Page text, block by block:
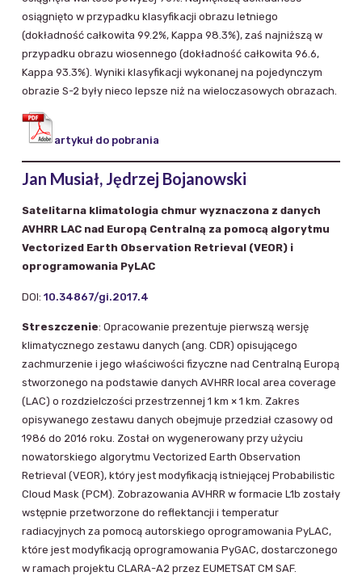
osiągnięto w przypadku klasyfikacji obrazu letniego
(dokładność całkowita 99.2%, Kappa 98.3%), zaś najniższą w
przypadku obrazu wiosennego (dokładność całkowita 96.6,
Kappa 93.3%). Wyniki klasyfikacji wykonanej na pojedynczym
obrazie S-2 były nieco lepsze niż na wieloczasowych obrazach.
artykuł do pobrania
Jan Musiał, Jędrzej Bojanowski
Satelitarna klimatologia chmur wyznaczona z danych
AVHRR LAC nad Europą Centralną za pomocą algorytmu
Vectorized Earth Observation Retrieval (VEOR) i
oprogramowania PyLAC
DOI: 10.34867/gi.2017.4
Streszczenie: Opracowanie prezentuje pierwszą wersję
klimatycznego zestawu danych (ang. CDR) opisującego
zachmurzenie i jego właściwości fizyczne nad Centralną Europą
stworzonego na podstawie danych AVHRR local area coverage
(LAC) o rozdzielczości przestrzennej 1 km × 1 km. Zakres
opisywanego zestawu danych obejmuje przedział czasowy od
1986 do 2016 roku. Został on wygenerowany przy użyciu
nowatorskiego algorytmu Vectorized Earth Observation
Retrieval (VEOR), który jest modyfikacją istniejącej Probabilistic
Cloud Mask (PCM). Zobrazowania AVHRR w formacie L1b zostały
wstępnie przetworzone do reflektancji i temperatur
radiacyjnych za pomocą autorskiego oprogramowania PyLAC,
które jest modyfikacją oprogramowania PyGAC, dostarczonego
w ramach projektu CLARA-A2 przez EUMETSAT CM SAF.